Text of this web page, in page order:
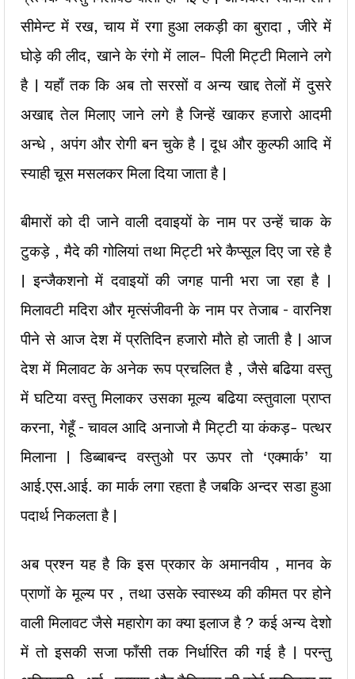
सीमेन्ट में रख, चाय में रगा हुआ लकड़ी का बुरादा , जीरे में
घोड़े की लीद, खाने के रंगो में लाल- पिली मिट्टी मिलाने लगे
है | यहाँ तक कि अब तो सरसों व अन्य खाद्द तेलों में दुसरे
अखाद्द तेल मिलाए जाने लगे है जिन्हें खाकर हजारो आदमी
अन्धे , अपंग और रोगी बन चुके है | दूध और कुल्फी आदि में
स्याही चूस मसलकर मिला दिया जाता है |
बीमारों को दी जाने वाली दवाइयों के नाम पर उन्हें चाक के
टुकड़े , मैदे की गोलियां तथा मिट्टी भरे कैप्सूल दिए जा रहे है
| इन्जैकशनो में दवाइयों की जगह पानी भरा जा रहा है |
मिलावटी मदिरा और मृत्संजीवनी के नाम पर तेजाब – वारनिश
पीने से आज देश में प्रतिदिन हजारो मौते हो जाती है | आज
देश में मिलावट के अनेक रूप प्रचलित है , जैसे बढिया वस्तु
में घटिया वस्तु मिलाकर उसका मूल्य बढिया व्स्तुवाला प्राप्त
करना, गेहूँ – चावल आदि अनाजो मै मिट्टी या कंकड़- पत्थर
मिलाना | डिब्बाबन्द वस्तुओ पर ऊपर तो ‘एक्मार्क’ या
आई.एस.आई. का मार्क लगा रहता है जबकि अन्दर सडा हुआ
पदार्थ निकलता है |
अब प्रश्न यह है कि इस प्रकार के अमानवीय , मानव के
प्राणों के मूल्य पर , तथा उसके स्वास्थ्य की कीमत पर होने
वाली मिलावट जैसे महारोग का क्या इलाज है ? कई अन्य देशो
में तो इसकी सजा फाँसी तक निर्धारित की गई है | परन्तु